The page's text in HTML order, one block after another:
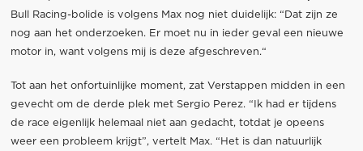
Bull Racing-bolide is volgens Max nog niet duidelijk: “Dat zijn ze
nog aan het onderzoeken. Er moet nu in ieder geval een nieuwe
motor in, want volgens mij is deze afgeschreven.“
Tot aan het onfortuinlijke moment, zat Verstappen midden in een
gevecht om de derde plek met Sergio Perez. “Ik had er tijdens
de race eigenlijk helemaal niet aan gedacht, totdat je opeens
weer een probleem krijgt”, vertelt Max. “Het is dan natuurlijk